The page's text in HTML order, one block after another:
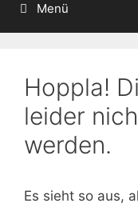
Menü
Hoppla!
leider
werden.
Es sieht so aus,